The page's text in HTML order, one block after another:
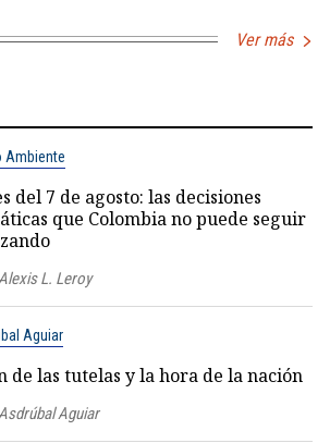
Ver más
Ambiente
del 7 de agosto: las decisiones
que Colombia no puede seguir
L. Leroy
Aguiar
de las tutelas y la hora de la nación
Aguiar